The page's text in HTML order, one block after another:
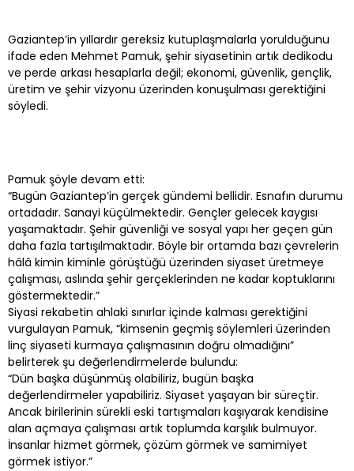
Gaziantep’in yıllardır gereksiz kutuplaşmalarla yorulduğunu
ifade eden Mehmet Pamuk, şehir siyasetinin artık dedikodu
ve perde arkası hesaplarla değil; ekonomi, güvenlik, gençlik,
üretim ve şehir vizyonu üzerinden konuşulması gerektiğini
söyledi.
Pamuk şöyle devam etti:
“Bugün Gaziantep’in gerçek gündemi bellidir. Esnafın durumu
ortadadır. Sanayi küçülmektedir. Gençler gelecek kaygısı
yaşamaktadır. Şehir güvenliği ve sosyal yapı her geçen gün
daha fazla tartışılmaktadır. Böyle bir ortamda bazı çevrelerin
hâlâ kimin kiminle görüştüğü üzerinden siyaset üretmeye
çalışması, aslında şehir gerçeklerinden ne kadar koptuklarını
göstermektedir.”
Siyasi rekabetin ahlaki sınırlar içinde kalması gerektiğini
vurgulayan Pamuk, “kimsenin geçmiş söylemleri üzerinden
linç siyaseti kurmaya çalışmasının doğru olmadığını”
belirterek şu değerlendirmelerde bulundu:
“Dün başka düşünmüş olabiliriz, bugün başka
değerlendirmeler yapabiliriz. Siyaset yaşayan bir süreçtir.
Ancak birilerinin sürekli eski tartışmaları kaşıyarak kendisine
alan açmaya çalışması artık toplumda karşılık bulmuyor.
İnsanlar hizmet görmek, çözüm görmek ve samimiyet
görmek istiyor.”